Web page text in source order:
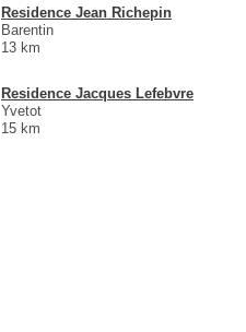
Residence Jean Richepin
Barentin
13 km
Residence Jacques Lefebvre
Yvetot
15 km